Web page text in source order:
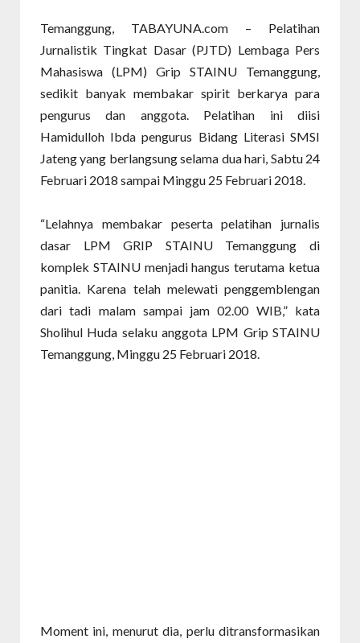
Temanggung, TABAYUNA.com – Pelatihan
Jurnalistik Tingkat Dasar (PJTD) Lembaga Pers
Mahasiswa (LPM) Grip STAINU Temanggung,
sedikit banyak membakar spirit berkarya para
pengurus dan anggota. Pelatihan ini diisi
Hamidulloh Ibda pengurus Bidang Literasi SMSI
Jateng yang berlangsung selama dua hari, Sabtu 24
Februari 2018 sampai Minggu 25 Februari 2018.
“Lelahnya membakar peserta pelatihan jurnalis
dasar LPM GRIP STAINU Temanggung di
komplek STAINU menjadi hangus terutama ketua
panitia. Karena telah melewati penggemblengan
dari tadi malam sampai jam 02.00WIB,” kata
Sholihul Huda selaku anggota LPM Grip STAINU
Temanggung, Minggu 25 Februari 2018.
Moment ini, menurut dia, perlu ditransformasikan